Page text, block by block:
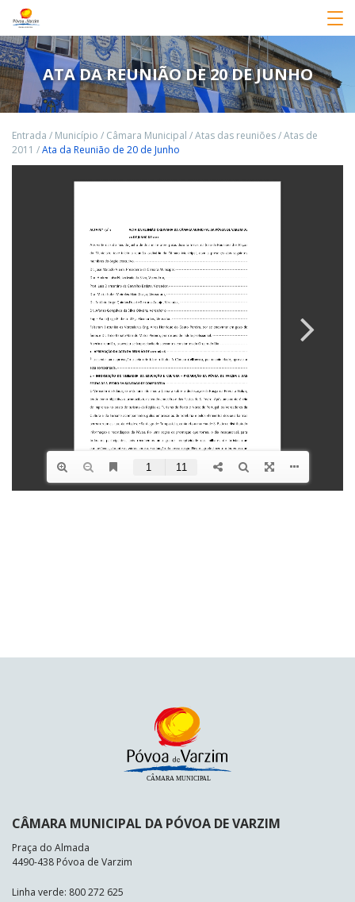
ATA DA REUNIÃO DE 20 DE JUNHO
Entrada / Município / Câmara Municipal /Atas das reuniões/Atas de
2011 /Ata da Reunião de 20 de Junho
CÂMARA MUNICIPAL DA PÓVOA DE VARZIM
Praça do Almada
4490-438 Póvoa de Varzim
Linha verde: 800 272 625